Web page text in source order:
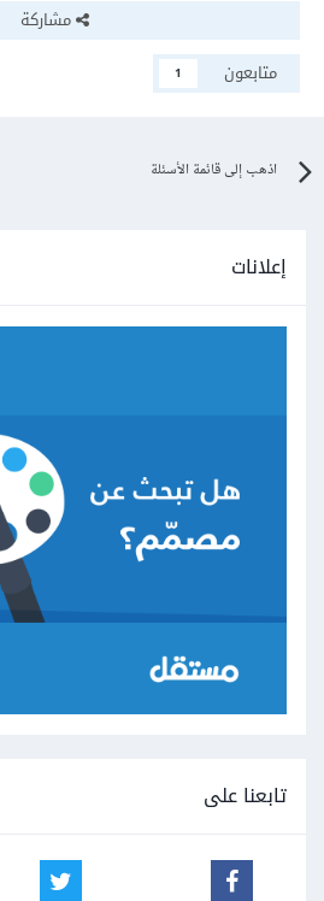
مشاركة
متابعون
1
اذهب إلى قائمة الأسئلة
إعلانات
تابعنا على